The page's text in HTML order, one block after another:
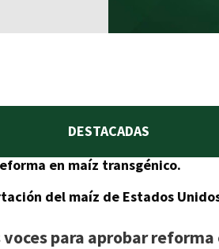
DESTACADAS
en maíz transgénico.
del maíz de Estados
voces para aprobar